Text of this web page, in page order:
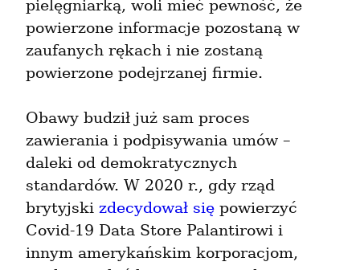
pielęgniarką, woli mieć pewność, że
powierzone informacje pozostaną w
zaufanych rękach i nie zostaną
powierzone podejrzanej firmie.
Obawy budził już sam proces
zawierania i podpisywania umów –
daleki od demokratycznych
standardów. W 2020 r., gdy rząd
brytyjski zdecydował się powierzyć
Covid-19 Data Store Palantirowi i
innym amerykańskim korporacjom,